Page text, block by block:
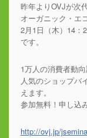
昨年よりOVJが次
オーガニック・エ
2月1日（木）14：
です。
1万人の消費者動
人気のショップバ
えます。
参加無料！申し込
http://ovj.jp/